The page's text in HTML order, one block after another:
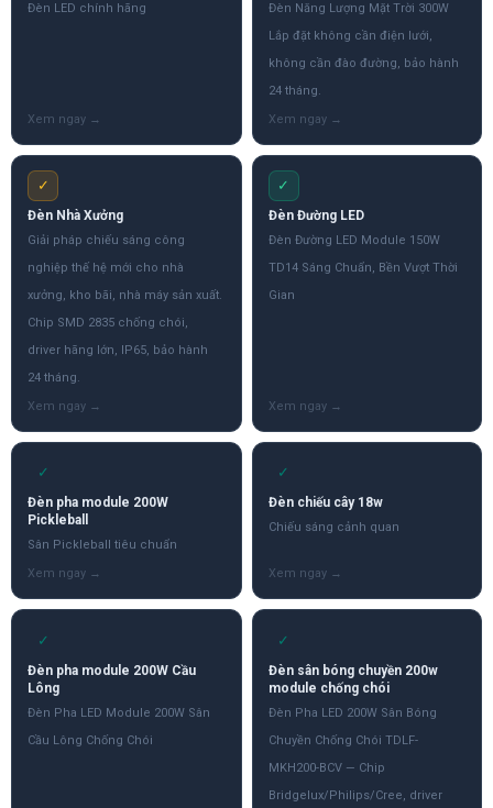
Đèn LED chính hãng
Đèn Năng Lượng Mặt Trời 300W
Lắp đặt không cần điện lưới,
không cần đào đường, bảo hành
24 tháng.
✓
Đèn Nhà Xưởng
Giải pháp chiếu sáng công
nghiệp thế hệ mới cho nhà
xưởng, kho bãi, nhà máy sản xuất.
Chip SMD 2835 chống chói,
driver hãng lớn, IP65, bảo hành
24 tháng.
✓
Đèn Đường LED
Đèn Đường LED Module 150W
TD14 Sáng Chuẩn, Bền Vượt Thời
Gian
✓
Đèn pha module 200W
Pickleball
Sân Pickleball tiêu chuẩn
✓
Đèn chiếu cây 18w
Chiếu sáng cảnh quan
✓
Đèn pha module 200W Cầu
Lông
Đèn Pha LED Module 200W Sân
Cầu Lông Chống Chói
✓
Đèn sân bóng chuyền 200w
module chống chói
Đèn Pha LED 200W Sân Bóng
Chuyền Chống Chói TDLF-
MKH200-BCV — Chip
Bridgelux/Philips/Cree, driver